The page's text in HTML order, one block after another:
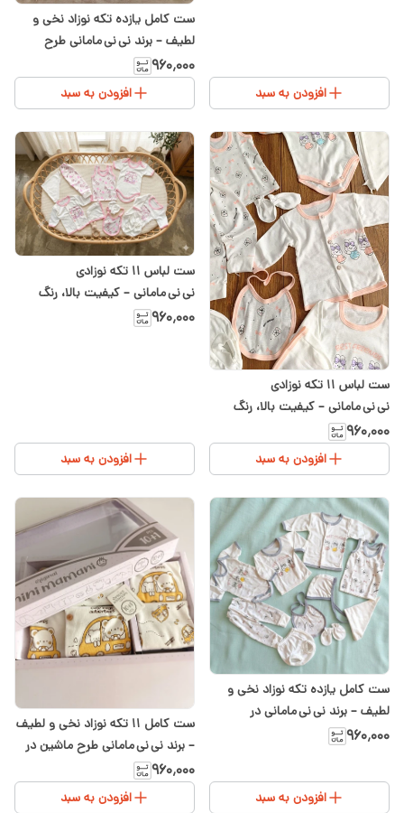
افزودن به سبد
ست کامل یازده تکه نوزاد نخی و
لطیف – برند نی نی مامانی طرح
خرگوش صورتی | در سیسمونی شیدا
۹۶۰٬۰۰۰
افزودن به سبد
ست لباس ۱۱ تکه نوزادی
نی نی مامانی – کیفیت بالا، رنگ
گل‌بهی مناسب دختر
۹۶۰٬۰۰۰
افزودن به سبد
ست لباس ۱۱ تکه نوزادی
نی نی مامانی – کیفیت بالا، رنگ
صورتی مناسب دختر
۹۶۰٬۰۰۰
افزودن به سبد
ست کامل یازده تکه نوزاد نخی و
لطیف – برند نی نی مامانی در
سیسمونی شیدا
۹۶۰٬۰۰۰
افزودن به سبد
ست کامل ۱۱ تکه نوزاد نخی و لطیف
– برند نی نی مامانی طرح ماشین در
سیسمونی شیدا
۹۶۰٬۰۰۰
افزودن به سبد